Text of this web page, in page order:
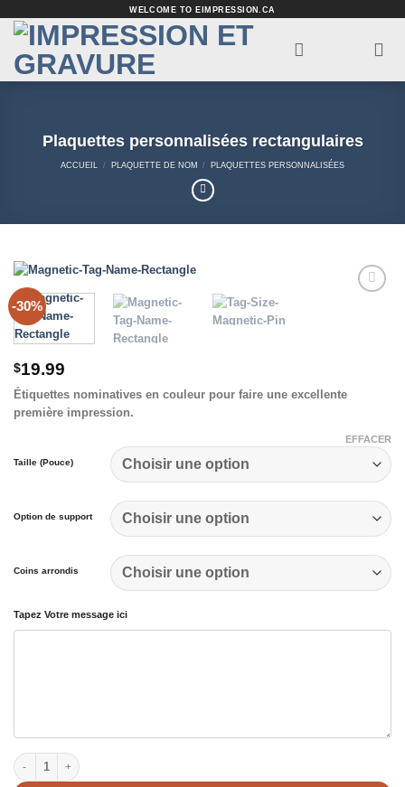
contenu
WELCOME TO EIMPRESSION.CA
Plaquettes personnalisées rectangulaires
ACCUEIL / PLAQUETTE DE NOM / PLAQUETTES PERSONNALISÉES
-30%
$19.99
Étiquettes nominatives en couleur pour faire une excellente
première impression.
Taille (Pouce)
Option de support
Coins arrondis
EFFACER
Tapez Votre message ici
quantité de Plaquettes personnalisées rectangulaires